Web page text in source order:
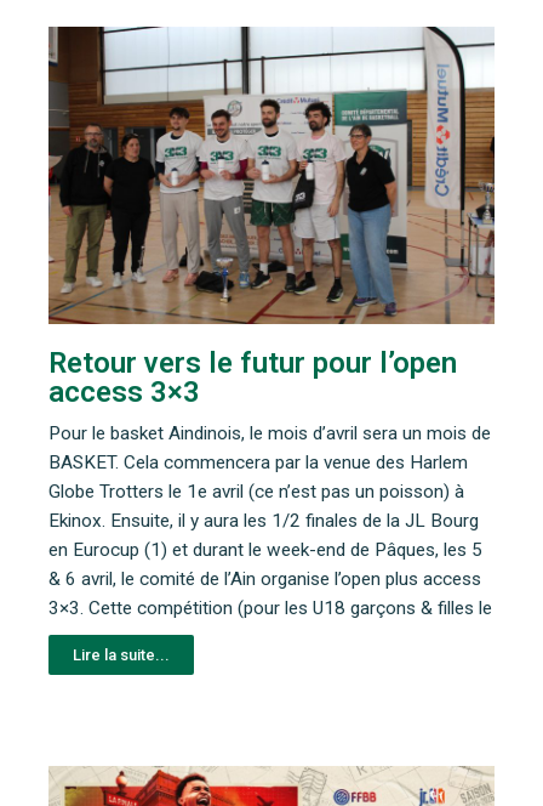
Retour vers le futur pour l’open
access 3×3
Pour le basket Aindinois, le mois d’avril sera un mois de
BASKET. Cela commencera par la venue des Harlem
Globe Trotters le 1e avril (ce n’est pas un poisson) à
Ekinox. Ensuite, il y aura les 1/2 finales de la JL Bourg
en Eurocup (1) et durant le week-end de Pâques, les 5
& 6 avril, le comité de l’Ain organise l’open plus access
3×3. Cette compétition (pour les U18 garçons & filles le
Lire la suite...